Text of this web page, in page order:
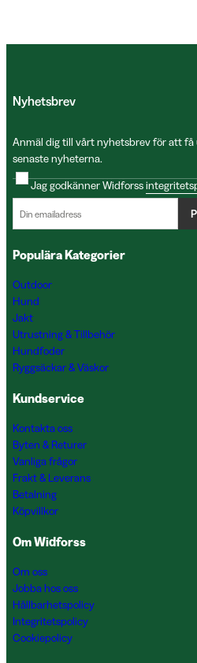
Nyhetsbrev
Anmäl dig till vårt nyhetsbrev för att
senaste nyheterna.
Jag godkänner Widforss
Populära Kategorier
Outdoor
Hund
Jakt
Utrustning & Tillbehör
Hundfoder
Ryggsäckar & Väskor
Kundservice
Kontakta oss
Byten & Returer
Vanliga frågor
Frakt & Leverans
Betalning
Köpvillkor
Om Widforss
Om oss
Jobba hos oss
Hållbarhetspolicy
Integritetspolicy
Cookiepolicy